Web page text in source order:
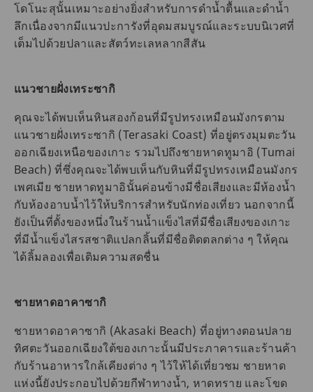
โดโนะสุนั้นเหมาะอย่างยิ่งสำหรับการดำน้ำตื้นและดำน้ำ
ลึกเนื่องจากมีแนวปะการังที่อุดมสมบูรณ์และระบบนิเวศที่
เต็มไปด้วยปลาและสัตว์ทะเลหลากสีสัน
แนวชายฝั่งเทระซากิ
คุณจะได้พบเห็นหินสองก้อนที่มีรูปทรงเหมือนมังกรตาม
แนวชายฝั่งเทระซากิ (Terasaki Coast) ที่อยู่ตรงมุมตะวัน
ออกเฉียงเหนือของเกาะ รวมไปถึงชายหาดทูมาอิ (Tumai
Beach) ที่ซึ่งคุณจะได้พบเห็นกับหินที่มีรูปทรงเหมือนมังกร
เพศเมีย ชายหาดทูมาอินั้นค่อนข้างมีชื่อเสียงและมีห้องน้ำ
กับห้องอาบน้ำไว้ให้บริการสำหรับนักท่องเที่ยว นอกจากนี้
ยังเป็นที่ตั้งของหนึ่งในร้านน้ำแข็งไสที่มีชื่อเสียงของเกาะ
ที่มีน้ำแข็งไสรสชาติแปลกลิ้นที่มีชื่อติดตลกต่าง ๆ ให้คุณ
ได้ลิ้มลองเพื่อเติมความสดชื่น
ชายหาดอาคาซากิ
ชายหาดอาคาซากิ (Akasaki Beach) ที่อยู่ทางตอนปลาย
ทิศตะวันออกเฉียงใต้ของเกาะนั้นมีประภาคารและร้านค้า
กับร้านอาหารใกล้เคียงต่าง ๆ ไว้ให้ได้เที่ยวชม ชายหาด
แห่งนี้ยังประกอบไปด้วยกีฬาทางน้ำ, หาดทราย และโขด